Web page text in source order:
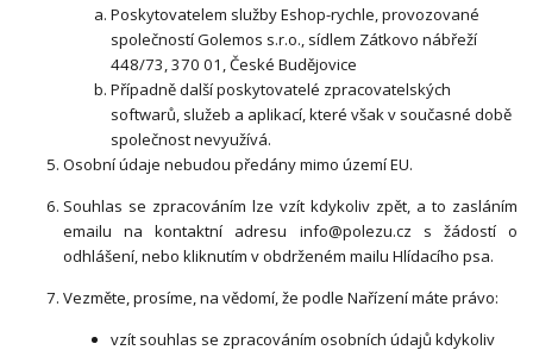
Poskytovatelem služby Eshop-rychle, provozované
společností Golemos s.r.o., sídlem Zátkovo nábřeží
448/73, 370 01, České Budějovice
Případně další poskytovatelé zpracovatelských
softwarů, služeb a aplikací, které však v současné době
společnost nevyužívá.
Osobní údaje nebudou předány mimo území EU.
Souhlas se zpracováním lze vzít kdykoliv zpět, a to zasláním
emailu na kontaktní adresu info@polezu.cz s žádostí o
odhlášení, nebo kliknutím v obdrženém mailu Hlídacího psa.
Vezměte, prosíme, na vědomí, že podle Nařízení máte právo:
vzít souhlas se zpracováním osobních údajů kdykoliv